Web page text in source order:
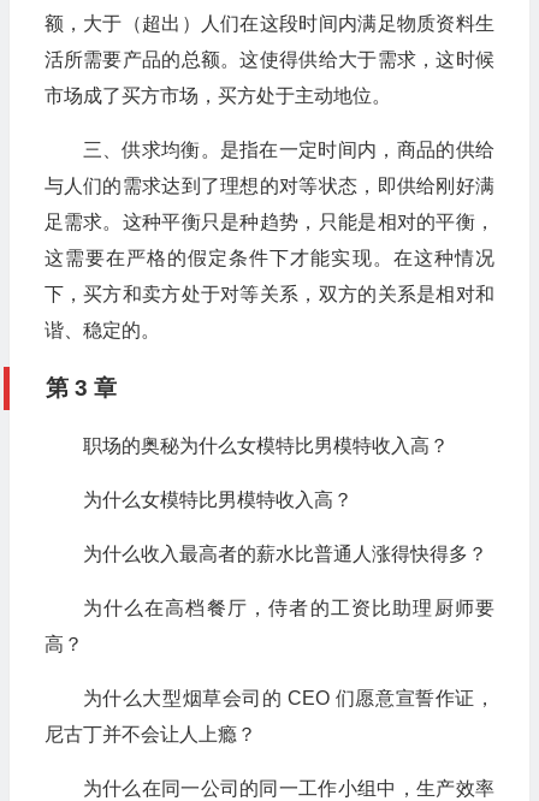
额，大于（超出）人们在这段时间内满足物质资料生
活所需要产品的总额。这使得供给大于需求，这时候
市场成了买方市场，买方处于主动地位。
三、供求均衡。是指在一定时间内，商品的供给
与人们的需求达到了理想的对等状态，即供给刚好满
足需求。这种平衡只是种趋势，只能是相对的平衡，
这需要在严格的假定条件下才能实现。在这种情况
下，买方和卖方处于对等关系，双方的关系是相对和
谐、稳定的。
第 3 章
职场的奥秘为什么女模特比男模特收入高？
为什么女模特比男模特收入高？
为什么收入最高者的薪水比普通人涨得快得多？
为什么在高档餐厅，侍者的工资比助理厨师要
高？
为什么大型烟草会司的 CEO 们愿意宣誓作证，
尼古丁并不会让人上瘾？
为什么在同一公司的同一工作小组中，生产效率